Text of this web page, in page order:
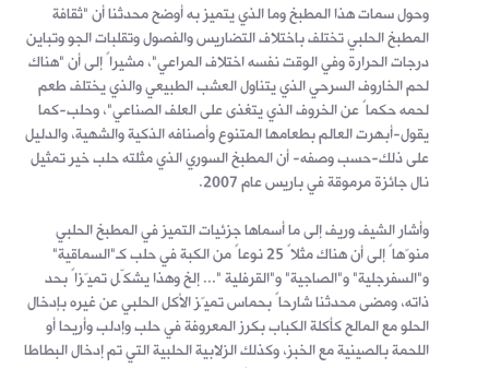
وحول سمات هذا المطبخ وما الذي يتميز به أوضح محدثنا أن "ثقافة
المطبخ الحلبي تختلف باختلاف التضاريس والفصول وتقلبات الجو وتباين
درجات الحرارة وفي الوقت نفسه اختلاف المراعي"، مشيراً إلى أن "هناك
لحم الخاروف السرحي الذي يتناول العشب الطبيعي والذي يختلف طعم
لحمه حكماً عن الخروف الذي يتغذى على العلف الصناعي"، وحلب-كما
يقول-أبهرت العالم بطعامها المتنوع وأصنافه الذكية والشهية، والدليل
على ذلك-حسب وصفه- أن المطبخ السوري الذي مثلته حلب خير تمثيل
نال جائزة مرموقة في باريس عام 2007.
وأشار الشيف وريف إلى ما أسماها جزئيات التميز في المطبخ الحلبي
منوّهاً إلى أن هناك مثلاً 25 نوعاً من الكبة في حلب كـ"السماقية"
و"السفرجلية" و"الصاجية" و"القرفلية "... إلخ وهذا يشكّل تميّزاً بحد
ذاته، ومضى محدثنا شارحاً بحماس تميّز الأكل الحلبي عن غيره بإدخال
الحلو مع المالح كأكلة الكباب بكرز المعروفة في حلب وإدلب وأريحا أو
اللحمة بالصينية مع الخبز، وكذلك الزلابية الحلبية التي تم إدخال البطاطا